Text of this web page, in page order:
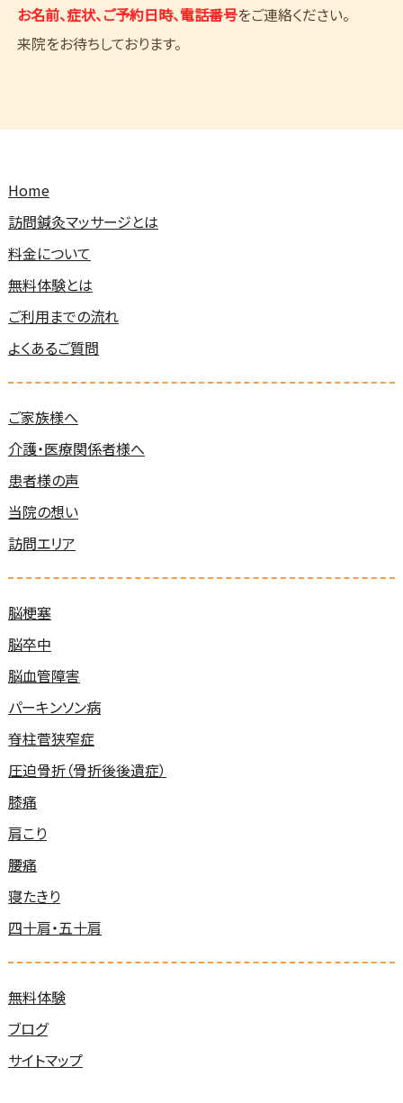
お名前、症状、ご予約日時、電話番号をご連絡ください。
来院をお待ちしております。
Home
訪問鍼灸マッサージとは
料金について
無料体験とは
ご利用までの流れ
よくあるご質問
ご家族様へ
介護・医療関係者様へ
患者様の声
当院の想い
訪問エリア
脳梗塞
脳卒中
脳血管障害
パーキンソン病
脊柱菅狭窄症
圧迫骨折（骨折後後遺症）
膝痛
肩こり
腰痛
寝たきり
四十肩・五十肩
無料体験
ブログ
サイトマップ